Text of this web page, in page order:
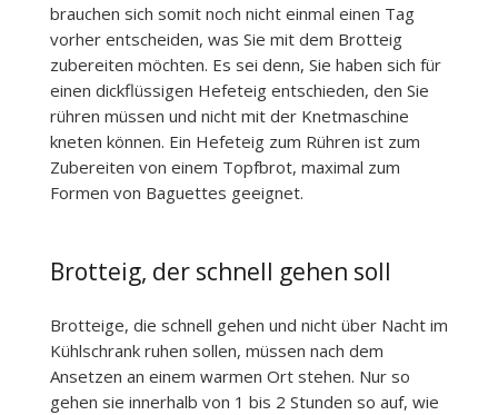
brauchen sich somit noch nicht einmal einen Tag
vorher entscheiden, was Sie mit dem Brotteig
zubereiten möchten. Es sei denn, Sie haben sich für
einen dickflüssigen Hefeteig entschieden, den Sie
rühren müssen und nicht mit der Knetmaschine
kneten können. Ein Hefeteig zum Rühren ist zum
Zubereiten von einem Topfbrot, maximal zum
Formen von Baguettes geeignet.
Brotteig, der schnell gehen soll
Brotteige, die schnell gehen und nicht über Nacht im
Kühlschrank ruhen sollen, müssen nach dem
Ansetzen an einem warmen Ort stehen. Nur so
gehen sie innerhalb von 1 bis 2 Stunden so auf, wie